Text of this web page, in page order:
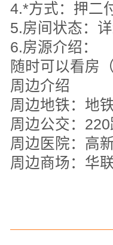
4.*方式：押二
5.房间状态：
6.房源介绍：
随时可以看房
周边介绍
周边地铁：地
周边公交：
周边医院：高
周边商场：华